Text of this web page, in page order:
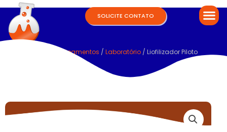
SOLICITE CONTATO
Equipamentos / Laboratório / Liofilizador Piloto